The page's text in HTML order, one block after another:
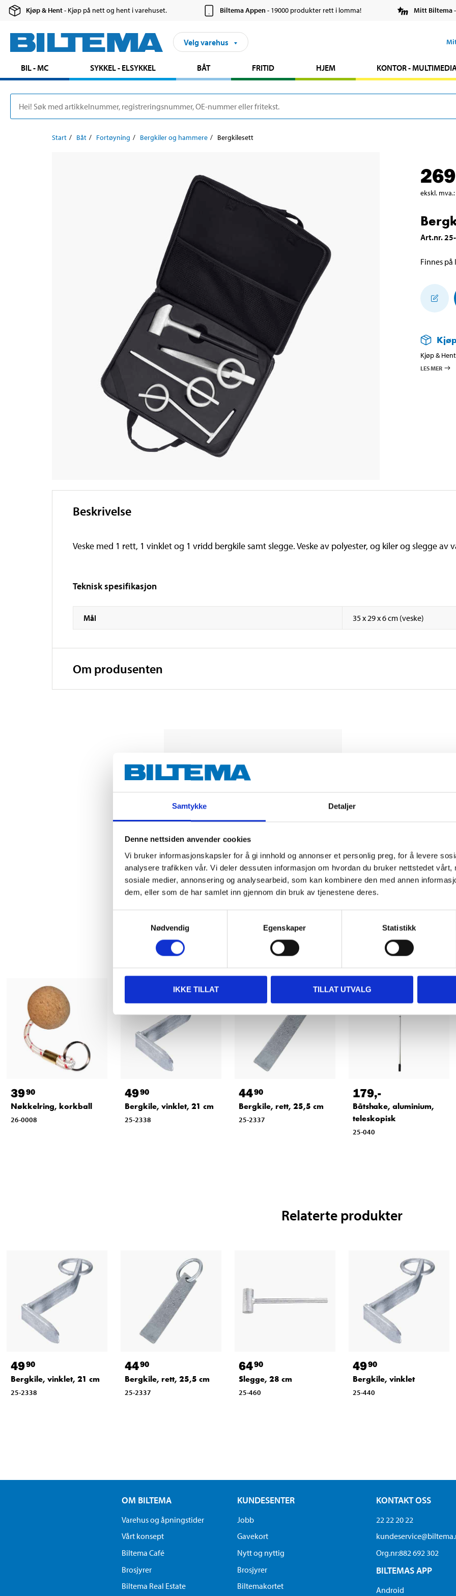
Samtykke Detaljer
Denne nettsiden anvender cookies
Vi bruker informasjonskapsler for å gi innhold og annonser et personlig preg, for å levere
analysere trafikken vår. Vi deler dessuten informasjon om hvordan du bruker nettstedet vårt,
sosiale medier, annonsering og analysearbeid, som kan kombinere den med annen
dem, eller som de har samlet inn gjennom din bruk av tjenestene deres.
Nødvendig
Egenskaper Statistikk
IKKE TILLAT TILLAT UTVALG
Kjøp & Hent- Kjøp på nett og hent i varehuset. Biltema Appen- 19000 produkter rett i lomma! Mitt Biltema
Velg varehus
BIL - MC SYKKEL - ELSYKKEL BÅT FRITID HJEM KONTOR -
Start Båt Fortøyning Bergkiler og hammere Bergkilesett
269
ekskl. mva.:
Art.nr.
Finnes på
Kjøp &
LES MER
Beskrivelse
Veske med 1 rett, 1 vinklet og 1 vridd bergkile samt slegge. Veske av polyester, og kiler og slegge av
Teknisk spesifikasjon
Mål 35 x 29 x 6 cm (veske)
Om produsenten
Andre kunder har også kjøpt
3990
Nøkkelring, korkball
26-0008
4990
Bergkile, vinklet, 21 cm
25-2338
4490
Bergkile, rett, 25,5 cm
25-2337
179,-
Båtshake, aluminium,
teleskopisk
25-040
Relaterte produkter
4990
Bergkile, vinklet, 21 cm
25-2338
4490
Bergkile, rett, 25,5 cm
25-2337
6490
Slegge, 28 cm
25-460
4990
Bergkile, vinklet
25-440
OM BILTEMA
Varehus og åpningstider
Vårt konsept
Biltema Café
Brosjyrer
Biltema Real Estate
KUNDESENTER
Jobb
Gavekort
Nytt og nyttig
Brosjyrer
Biltemakortet
KONTAKT OSS
22 22 20 22
Org.nr:882 692 302
BILTEMAS APP
Android